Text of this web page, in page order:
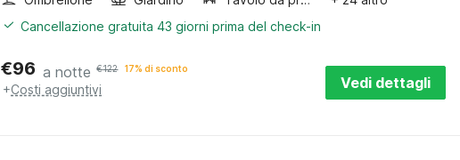
Cancellazione gratuita 43 giorni prima del check-in
€96 a notte €122 17% di sconto
+Costi aggiuntivi Vedi dettagli